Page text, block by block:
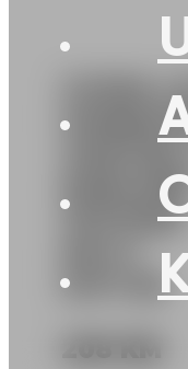
GUMA
RA18
107/105R
DOT:26